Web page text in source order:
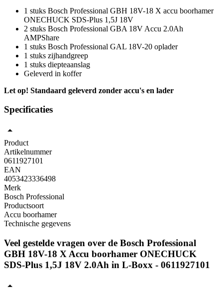
1 stuks Bosch Professional GBH 18V-18 X accu boorhamer
ONECHUCK SDS-Plus 1,5J 18V
2 stuks Bosch Professional GBA 18V Accu 2.0Ah
AMPShare
1 stuks Bosch Professional GAL 18V-20 oplader
1 stuks zijhandgreep
1 stuks diepteaanslag
Geleverd in koffer
Let op! Standaard geleverd zonder accu's en lader
Specificaties
Product
Artikelnummer
0611927101
EAN
4053423336498
Merk
Bosch Professional
Productsoort
Accu boorhamer
Technische gegevens
Veel gestelde vragen over de Bosch Professional
GBH 18V-18 X Accu boorhamer ONECHUCK
SDS-Plus 1,5J 18V 2.0Ah in L-Boxx - 0611927101